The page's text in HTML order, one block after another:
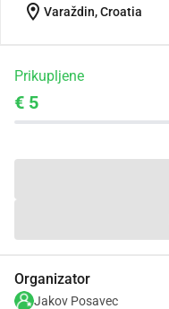
location_on Varaždin, Croatia
Prikupljene
€ 5
Organizator
Jakov Posavec